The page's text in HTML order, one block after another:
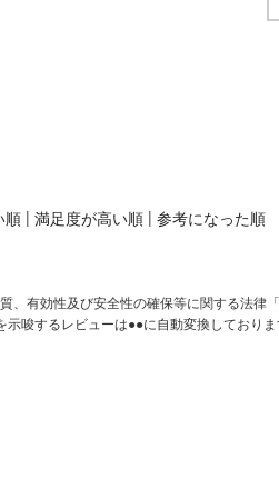
順 | 満足度が高い順 | 参考になった順
、有効性及び安全性の確保等に関する法律
示唆するレビューは●●に自動変換しておりま